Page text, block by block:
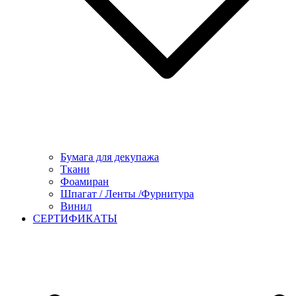
Бумага для декупажа
Ткани
Фоамиран
Шпагат / Ленты /Фурнитура
Винил
СЕРТИФИКАТЫ